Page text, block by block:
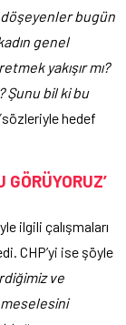
döşeyenler bugün
genel
yakışır mı?
Şunu bil ki bu
sözleriyle hedef
ilgili çalışmaları
CHP’yi ise şöyle
ve
meselesini